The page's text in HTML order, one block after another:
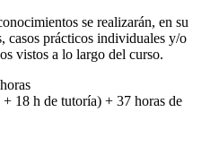
se realizarán, en su
casos prácticos individuales y/o
vistos a lo largo del curso.
18 h de tutoría) + 37 horas de